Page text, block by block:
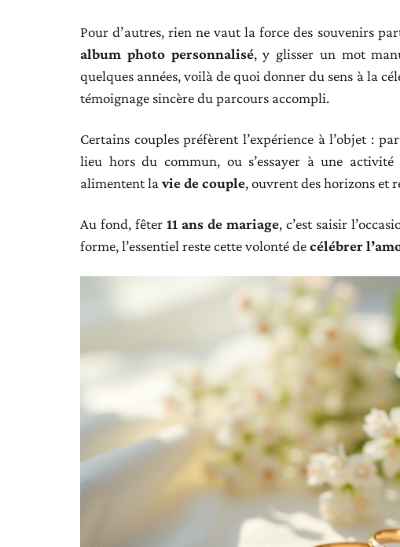
Pour d’autres, rien ne vaut la force des souvenirs
album photo personnalisé, y glisser un mot
quelques années, voilà de quoi donner du sens à la
témoignage sincère du parcours accompli.
Certains couples préfèrent l’expérience à l’objet :
lieu hors du commun, ou s’essayer à une
alimentent la vie de couple, ouvrent des horizons et
Au fond, fêter 11 ans de mariage, c’est saisir
forme, l’essentiel reste cette volonté decélébrer